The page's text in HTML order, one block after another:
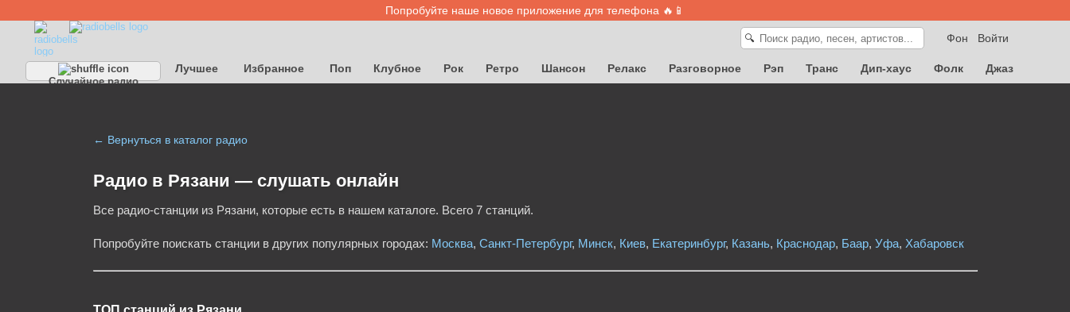
Попробуйте наше новое приложение для телефона 🔥📱
Войти
Фон
🔍
Случайное радио
Лучшее Избранное Поп Клубное Рок Ретро Шансон Релакс Разговорное Рэп Транс Дип-хаус Фолк
Джаз
← Вернуться в каталог радио
Радио в Рязани — cлушать онлайн
Все радио-станции из Рязани, которые есть в нашем каталоге. Всего 7 станций.
Попробуйте поискать станции в других популярных городах: Москва, Санкт-Петербург, Минск, Киев, Екатеринбург, Казань, Краснодар, Баар, Уфа, Хабаровск